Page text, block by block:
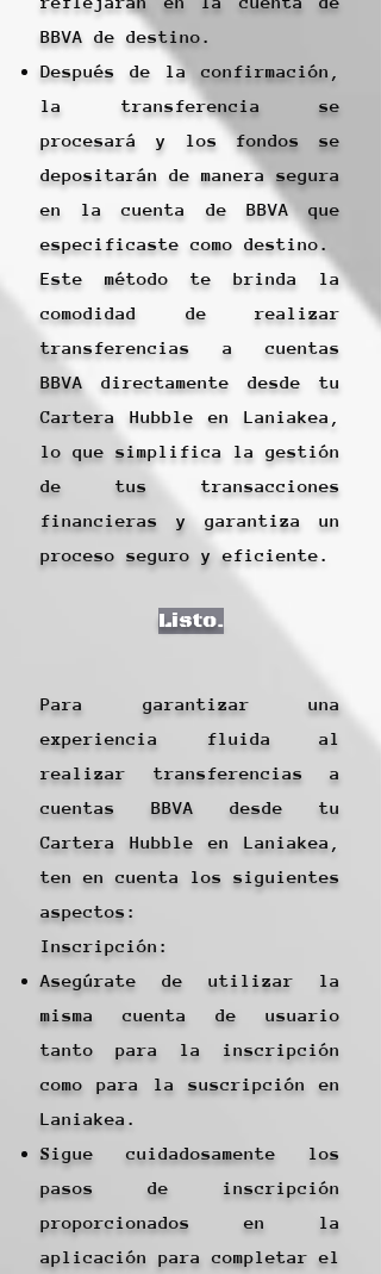
BBVA de destino.
Después de la confirmación,
la transferencia se
procesará y los fondos se
depositarán de manera segura
en la cuenta de BBVA que
especificaste como destino.
Este método te brinda la
comodidad de realizar
transferencias a cuentas
BBVA directamente desde tu
Cartera Hubble en Laniakea,
lo que simplifica la gestión
de tus transacciones
financieras y garantiza un
proceso seguro y eficiente.
Listo.
Para garantizar una
experiencia fluida al
realizar transferencias a
cuentas BBVA desde tu
Cartera Hubble en Laniakea,
ten en cuenta los siguientes
aspectos:
Inscripción:
Asegúrate de utilizar la
misma cuenta de usuario
tanto para la inscripción
como para la suscripción en
Laniakea.
Sigue cuidadosamente los
pasos de inscripción
proporcionados en la
aplicación para completar el